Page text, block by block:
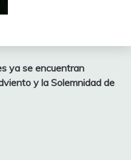
ya se encuentran
y la Solemnidad de